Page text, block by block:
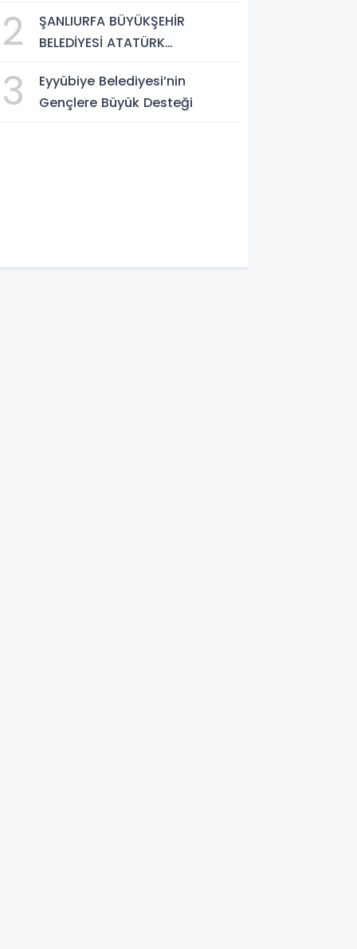
BAŞLADI
2
ŞANLIURFA BÜYÜKŞEHİR
BELEDİYESİ ATATÜRK
ÇALIŞMALARINA BAŞLIYOR
3
Eyyübiye Belediyesi’nin
Gençlere Büyük Desteği